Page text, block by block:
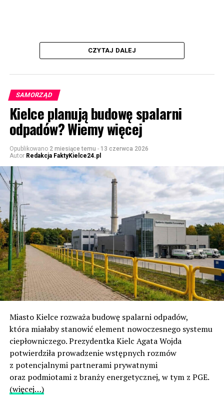
CZYTAJ DALEJ
SAMORZĄD
Kielce planują budowę spalarni
odpadów? Wiemy więcej
Opublikowano 2 miesiące temu - 13 czerwca 2026
Autor Redakcja FaktyKielce24.pl
Miasto Kielce rozważa budowę spalarni odpadów,
która miałaby stanowić element nowoczesnego systemu
ciepłowniczego. Prezydentka Kielc Agata Wojda
potwierdziła prowadzenie wstępnych rozmów
z potencjalnymi partnerami prywatnymi
oraz podmiotami z branży energetycznej, w tym z PGE.
(więcej…)